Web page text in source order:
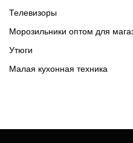
Телевизоры
Морозильники оптом для
Утюги
Малая кухонная техника